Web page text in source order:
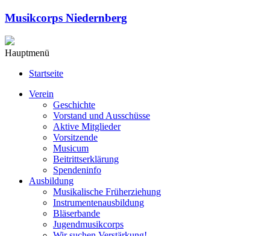
Musikcorps Niedernberg
Hauptmenü
Startseite
Verein
Geschichte
Vorstand und Ausschüsse
Aktive Mitglieder
Vorsitzende
Musicum
Beitrittserklärung
Spendeninfo
Ausbildung
Musikalische Früherziehung
Instrumentenausbildung
Bläserbande
Jugendmusikcorps